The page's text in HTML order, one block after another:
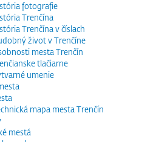
fotografie
Trenčína
Trenčína v číslach
život v Trenčíne
mesta Trenčín
tlačiarne
umenie
mapa mesta Trenčín
mestá